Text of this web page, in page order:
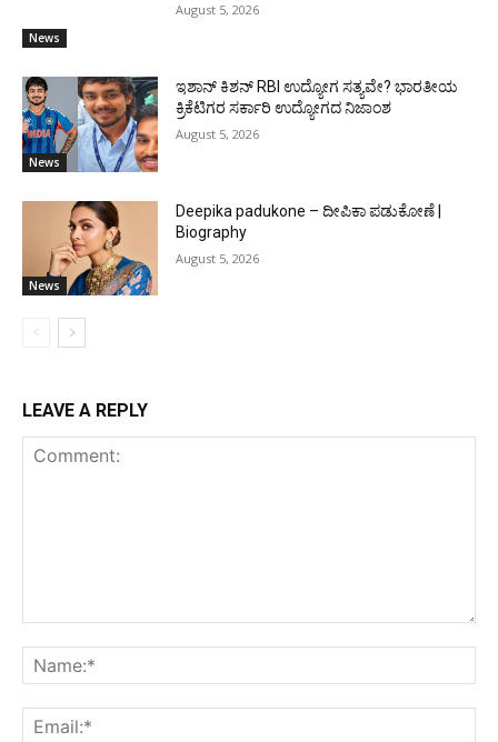
News
August 5, 2026
News
ಇಶಾನ್ ಕಿಶನ್ RBI ಉದ್ಯೋಗ ಸತ್ಯವೇ? ಭಾರತೀಯ
ಕ್ರಿಕೆಟಿಗರ ಸರ್ಕಾರಿ ಉದ್ಯೋಗದ ನಿಜಾಂಶ
August 5, 2026
News
Deepika padukone – ದೀಪಿಕಾ ಪಡುಕೋಣೆ |
Biography
August 5, 2026
LEAVE A REPLY